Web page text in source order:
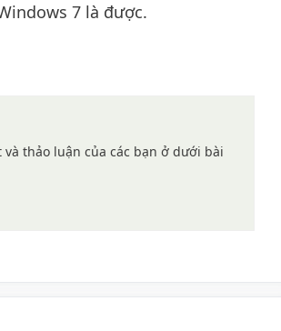
7 là được.
thảo luận của các bạn ở dưới bài